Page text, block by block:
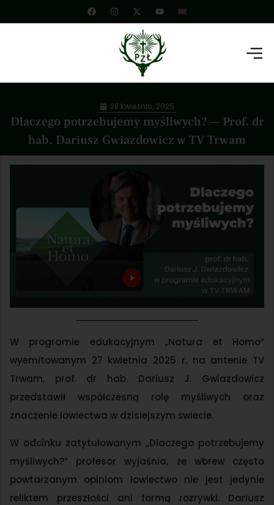
Dlaczego potrzebujemy myśliwych? — Prof. dr
hab. Dariusz Gwiazdowicz w TV Trwam
28 kwietnia, 2025
W programie edukacyjnym „Natura et Homo”
wyemitowanym 27 kwietnia 2025 r. na antenie TV
Trwam, prof. dr hab. Dariusz J. Gwiazdowicz
przedstawił współczesną rolę myśliwych oraz
znaczenie łowiectwa w dzisiejszym świecie.
W odcinku zatytułowanym „Dlaczego potrzebujemy
myśliwych?” profesor wyjaśnia, że wbrew często
powtarzanym opiniom łowiectwo nie jest jedynie
reliktem przeszłości ani formą rozrywki. Dariusz